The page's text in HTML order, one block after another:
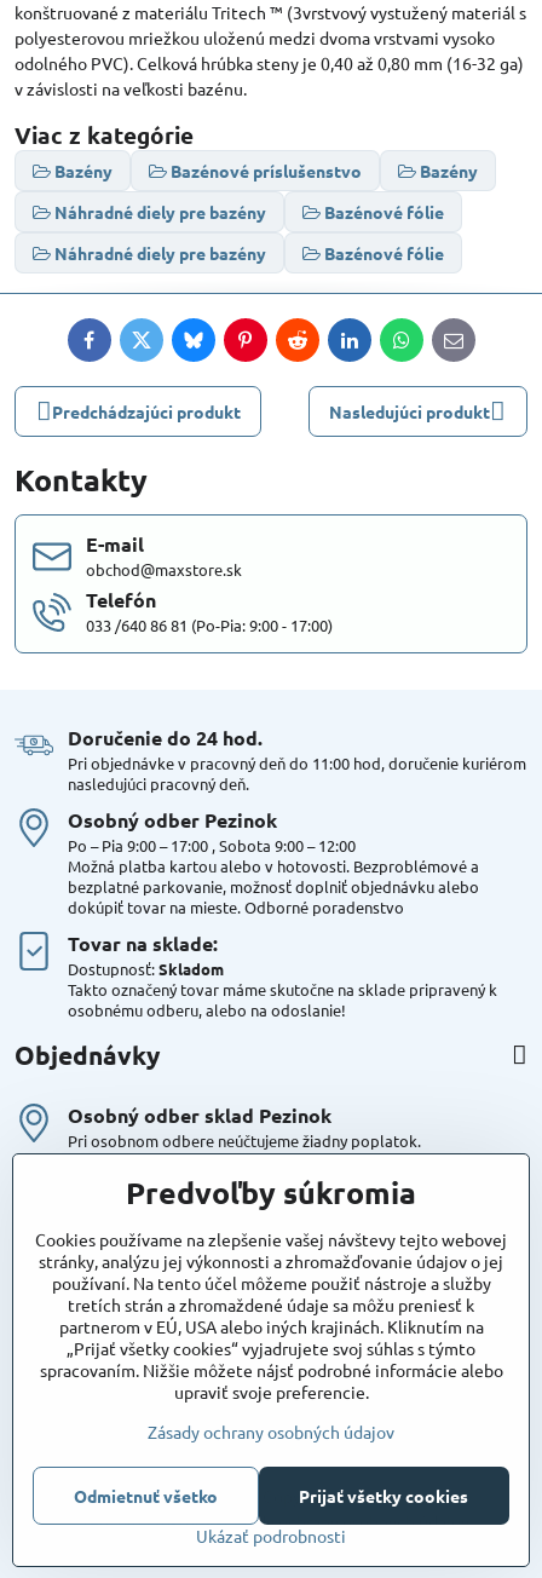
konštruované z materiálu Tritech ™ (3vrstvový vystužený materiál s
polyesterovou mriežkou uloženú medzi dvoma vrstvami vysoko
odolného PVC). Celková hrúbka steny je 0,40 až 0,80 mm (16-32 ga)
v závislosti na veľkosti bazénu.
Viac z kategórie
Bazény Bazénové príslušenstvo
Bazény
Náhradné diely pre bazény
Bazénové fólie
Náhradné diely pre bazény
Bazénové fólie
FacebookTwitterBlueskyPinterestRedditLinkedInWhatsApp
E-
mail
Predchádzajúci produkt Nasledujúci produkt
Kontakty
E-mail
obchod@maxstore.sk
Telefón
033 /640 86 81 (Po-Pia: 9:00 - 17:00)
Doručenie do 24 hod​.
Pri objednávke v pracovný deň do 11:00 hod, doručenie kuriérom
nasledujúci pracovný deň.
Osobný odber Pezinok
Po – Pia 9:00 – 17:00 , Sobota 9:00 – 12:00
Možná platba kartou alebo v hotovosti. Bezproblémové a
bezplatné parkovanie, možnosť doplniť objednávku alebo
dokúpiť tovar na mieste. Odborné poradenstvo
Tovar na sklade:
Dostupnosť:Skladom
Takto označený tovar máme skutočne na sklade pripravený k
osobnému odberu, alebo na odoslanie!
Objednávky
Osobný odber sklad Pezinok
Pri osobnom odbere neúčtujeme žiadny poplatok.
Kuriér DPD , Geis
Cena za dopravu:
Maxstore
Bratislavská 79
Areál Satina
90201 Pezinok
vjazd do areálu z Bratislavskej ulice
Súradnice pre GPS:
48°16'48.83"N, 17°15'39.45"E
©
Copyright
Predvoľby súkromiaZásady ochrany osobných údajov
Vytvorené pomocou:BiznisWeb.sk
Predvoľby súkromia
Cookies používame na zlepšenie vašej návštevy tejto webovej
stránky, analýzu jej výkonnosti a zhromažďovanie údajov o jej
používaní. Na tento účel môžeme použiť nástroje a služby
tretích strán a zhromaždené údaje sa môžu preniesť k
partnerom v EÚ, USA alebo iných krajinách. Kliknutím na
„Prijať všetky cookies“ vyjadrujete svoj súhlas s týmto
spracovaním. Nižšie môžete nájsť podrobné informácie alebo
upraviť svoje preferencie.
Zásady ochrany osobných údajov
Ukázať podrobnosti
Prijať všetky cookies
Odmietnuť všetko